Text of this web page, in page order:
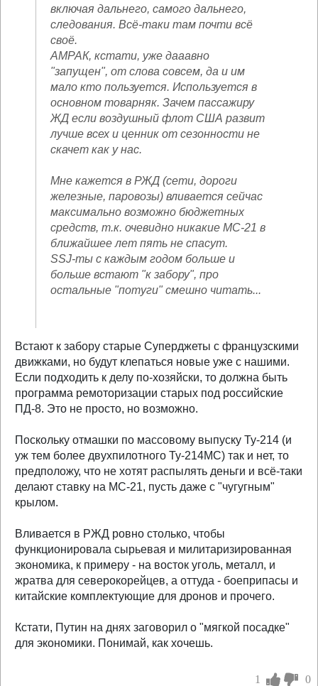
включая дальнего, самого дальнего,
следования. Всё-таки там почти всё
своё.
АМРАК, кстати, уже дааавно
"запущен", от слова совсем, да и им
мало кто пользуется. Используется в
основном товарняк. Зачем пассажиру
ЖД если воздушный флот США развит
лучше всех и ценник от сезонности не
скачет как у нас.
Мне кажется в РЖД (сети, дороги
железные, паровозы) вливается сейчас
максимально возможно бюджетных
средств, т.к. очевидно никакие МС-21 в
ближайшее лет пять не спасут.
SSJ-ты с каждым годом больше и
больше встают "к забору", про
остальные "потуги" смешно читать...
Встают к забору старые Суперджеты с французскими
движками, но будут клепаться новые уже с нашими.
Если подходить к делу по-хозяйски, то должна быть
программа ремоторизации старых под российские
ПД-8. Это не просто, но возможно.
Поскольку отмашки по массовому выпуску Ту-214 (и
уж тем более двухпилотного Ту-214МС) так и нет, то
предположу, что не хотят распылять деньги и всё-таки
делают ставку на МС-21, пусть даже с "чугугным"
крылом.
Вливается в РЖД ровно столько, чтобы
функционировала сырьевая и милитаризированная
экономика, к примеру - на восток уголь, металл, и
жратва для северокорейцев, а оттуда - боеприпасы и
китайские комплектующие для дронов и прочего.
Кстати, Путин на днях заговорил о "мягкой посадке"
для экономики. Понимай, как хочешь.
1 0